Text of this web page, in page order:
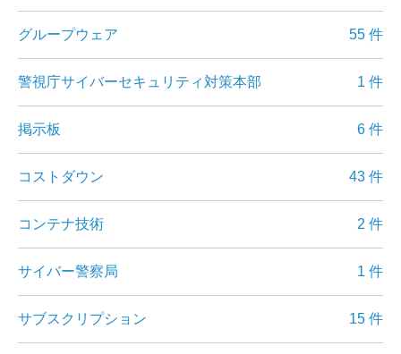
グループウェア 55 件
警視庁サイバーセキュリティ対策本部 1 件
掲示板 6 件
コストダウン 43 件
コンテナ技術 2 件
サイバー警察局 1 件
サブスクリプション 15 件